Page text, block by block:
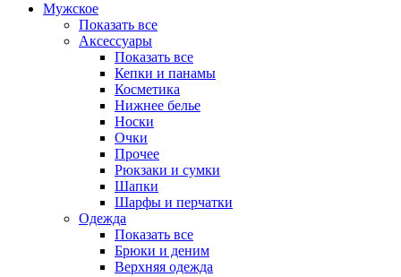
Мужское
Показать все
Аксессуары
Показать все
Кепки и панамы
Косметика
Нижнее белье
Носки
Очки
Прочее
Рюкзаки и сумки
Шапки
Шарфы и перчатки
Одежда
Показать все
Брюки и деним
Верхняя одежда